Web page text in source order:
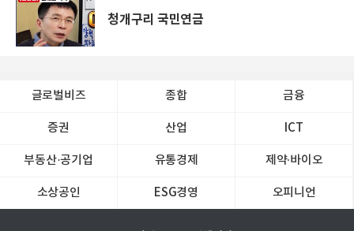
청개구리 국민연금
글로벌비즈 종합 금융
증권 산업 ICT
부동산·공기업 유통경제 제약∙바이오
소상공인 ESG경영 오피니언